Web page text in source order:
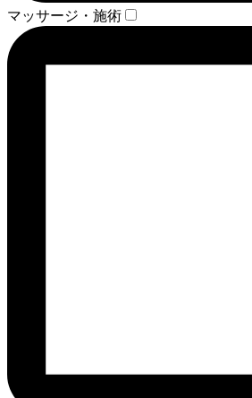
マッサージ・施術